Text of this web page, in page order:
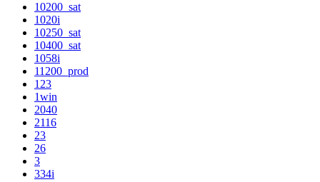
10200_sat
1020i
10250_sat
10400_sat
1058i
11200_prod
123
1win
2040
2116
23
26
3
334i